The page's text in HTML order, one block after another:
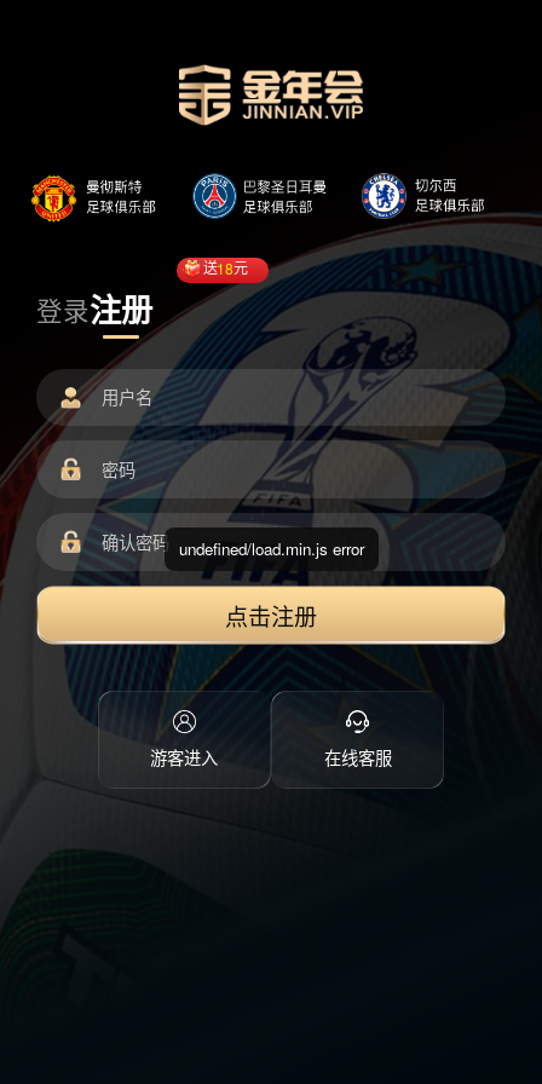
登录注册
送18元
点击注册
游客进入 在线客服
undefined/load.min.js error